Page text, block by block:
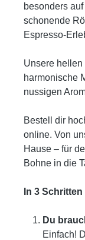
besonders
schonende
Espresso-
Unsere
harmonische
nussigen
Bestell dir
online. Von
Hause – für
Bohne in die
In 3
Du
Einfach!